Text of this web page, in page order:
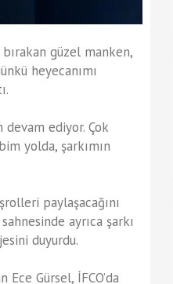
güzel manken,
heyecanımı
ediyor. Çok
yolda, şarkımın
paylaşacağını
ayrıca şarkı
duyurdu.
Gürsel, İFCO’da